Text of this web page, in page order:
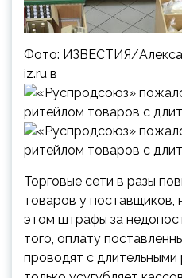
Фото: ИЗВЕСТИЯ/
iz.ru в
Торговые сети в разы
товаров у поставщиков,
этом штрафы за
того, оплату
проводят с длительными